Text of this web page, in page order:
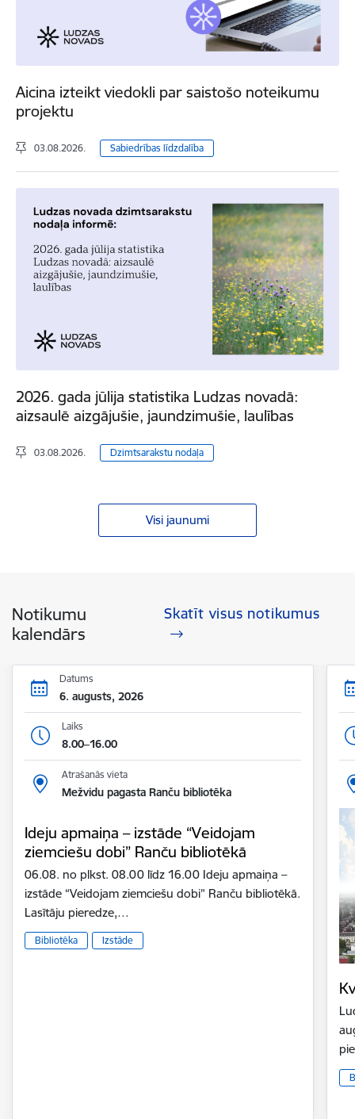
Aicina izteikt viedokli par saistošo noteikumu
projektu
03.08.2026. Sabiedrības līdzdalība
2026. gada jūlija statistika Ludzas novadā:
aizsaulē aizgājušie, jaundzimušie, laulības
03.08.2026. Dzimtsarakstu nodaļa
Visi jaunumi
Notikumu
kalendārs
Skatīt visus notikumus
Datums
6. augusts, 2026
Laiks
8.00–16.00
Atrašanās vieta
Mežvidu pagasta Ranču bibliotēka
Ideju apmaiņa – izstāde “Veidojam
ziemciešu dobi” Ranču bibliotēkā
06.08. no plkst. 08.00 līdz 16.00 Ideju apmaiņa –
izstāde “Veidojam ziemciešu dobi” Ranču bibliotēkā.
Lasītāju pieredze,…
Bibliotēka Izstāde